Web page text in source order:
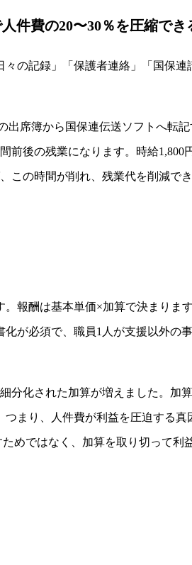
件費の20〜30％を圧縮でき
の記録」「保護者連絡」「国保連
出席簿から国保連伝送ソフトへ転
前後の残業になります。時給1,800
この時間が削れ、残業代を削減で
報酬は基本単価×加算で決まりま
が必須で、職員1人が支援以外の
分化された加算が増えました。加
まり、人件費が利益を圧迫する真
めではなく、加算を取り切って利